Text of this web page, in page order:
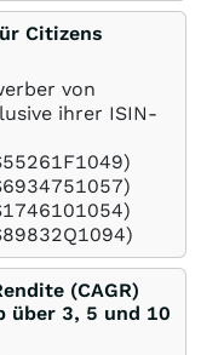
Citizens
von
ihrer ISIN-
(CAGR)
über 3, 5 und 10